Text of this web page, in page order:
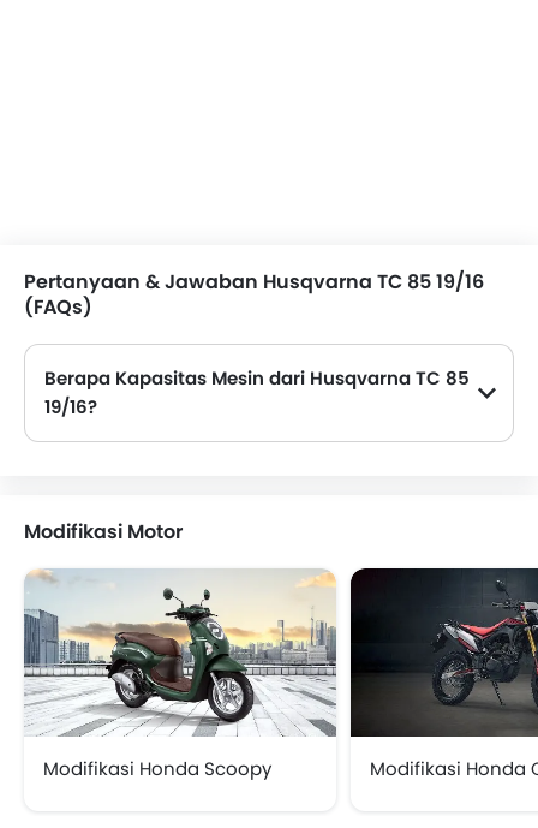
Pertanyaan & Jawaban Husqvarna TC 85 19/16
(FAQs)
Berapa Kapasitas Mesin dari Husqvarna TC 85
19/16?
Modifikasi Motor
Modifikasi Honda Scoopy Modifikasi Honda